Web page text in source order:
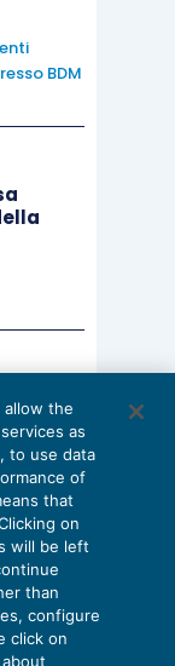
BDM
Studio:
allow the
as
to use data
of
that
on
will be left
than
configure
click on